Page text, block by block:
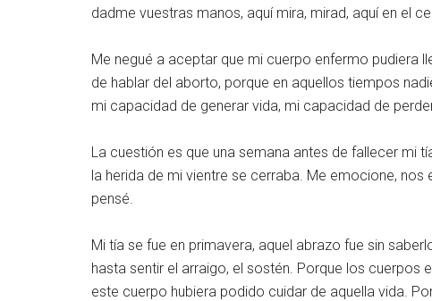
dadme vuestras manos, aquí mira, mirad, aquí en el
Me negué a aceptar que mi cuerpo enfermo pudiera
de hablar del aborto, porque en aquellos tiempos
mi capacidad de generar vida, mi capacidad de
La cuestión es que una semana antes de fallecer mi
la herida de mi vientre se cerraba. Me emocione,
pensé.
Mi tía se fue en primavera, aquel abrazo fue sin
hasta sentir el arraigo, el sostén. Porque los
este cuerpo hubiera podido cuidar de aquella vida.